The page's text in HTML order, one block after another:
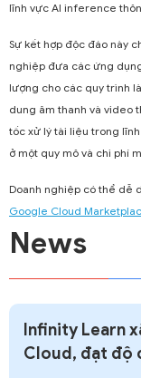
lĩnh vực AI inference
Sự kết hợp độc đáo này
nghiệp đưa các ứng
lượng cho các quy trình
dung âm thanh và video
tốc xử lý tài liệu trong
ở một quy mô và chi phí
Doanh nghiệp có thể dễ
Google Cloud
News
Infinity Learn
Cloud, đạt độ